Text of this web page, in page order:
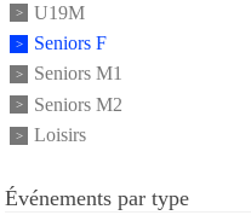
U19M
Seniors F
Seniors M1
Seniors M2
Loisirs
Événements par type